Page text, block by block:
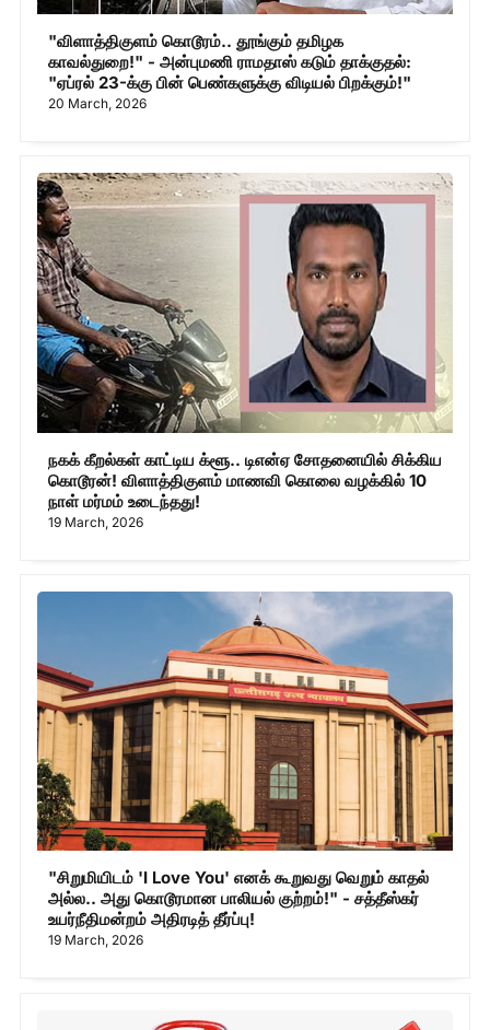
"விளாத்திகுளம் கொடூரம்.. தூங்கும் தமிழக
காவல்துறை!" - அன்புமணி ராமதாஸ் கடும் தாக்குதல்:
"ஏப்ரல் 23-க்கு பின் பெண்களுக்கு விடியல் பிறக்கும்!"
20 March, 2026
நகக் கீறல்கள் காட்டிய க்ளூ.. டிஎன்ஏ சோதனையில் சிக்கிய
கொடூரன்! விளாத்திகுளம் மாணவி கொலை வழக்கில் 10
நாள் மர்மம் உடைந்தது!
19 March, 2026
"சிறுமியிடம் 'I Love You' எனக் கூறுவது வெறும் காதல்
அல்ல.. அது கொடூரமான பாலியல் குற்றம்!" - சத்தீஸ்கர்
உயர்நீதிமன்றம் அதிரடித் தீர்ப்பு!
19 March, 2026